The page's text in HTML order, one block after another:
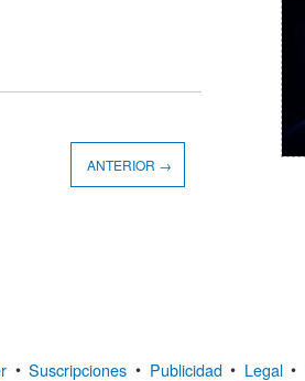
ANTERIOR →
• Suscripciones • Publicidad • Legal •